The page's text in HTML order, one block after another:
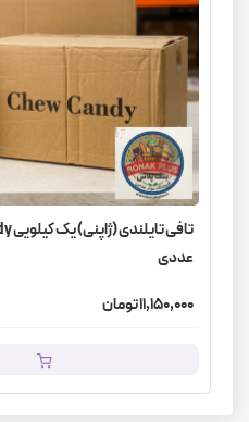
عددی
11,150,000 تومان